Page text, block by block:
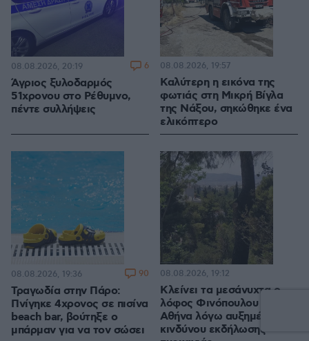
Άγριος ξυλοδαρμός
51χρονου στο Ρέθυμνο,
πέντε συλλήψεις
08.08.2026, 20:19 6
Καλύτερη η εικόνα της
φωτιάς στη Μικρή Βίγλα
της Νάξου, σηκώθηκε ένα
ελικόπτερο
08.08.2026, 19:57
Τραγωδία στην Πάρο:
Πνίγηκε 4χρονος σε πισίνα
beach bar, βούτηξε ο
μπάρμαν για να τον σώσει
08.08.2026, 19:36 90
Κλείνει τα μεσάνυχτα ο
λόφος Φινόπουλου στην
Αθήνα λόγω αυξημένου
κινδύνου εκδήλωσης
08.08.2026, 19:12